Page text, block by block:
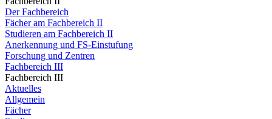
Der Fachbereich
Fächer am Fachbereich II
Studieren am Fachbereich II
Anerkennung und FS-Einstufung
Forschung und Zentren
Fachbereich III
Fachbereich III
Aktuelles
Allgemein
Fächer